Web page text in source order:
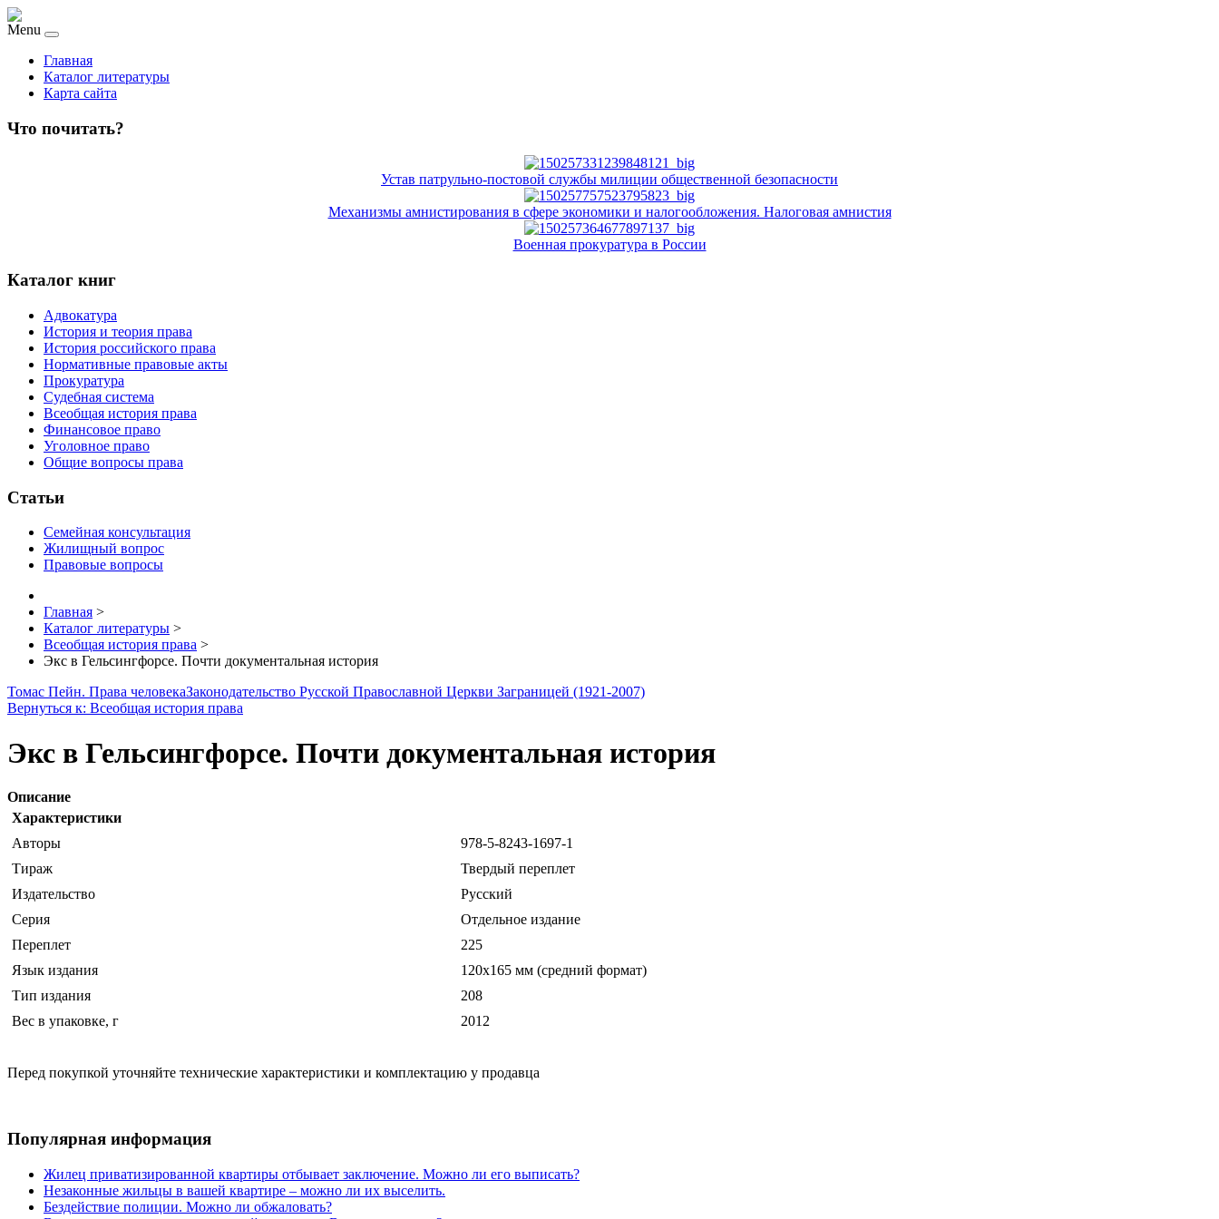
Menu
Главная
Каталог литературы
Карта сайта
Что почитать?
Устав патрульно-постовой службы милиции общественной безопасности
Механизмы амнистирования в сфере экономики и налогообложения. Налоговая амнистия
Военная прокуратура в России
Каталог книг
Адвокатура
История и теория права
История российского права
Нормативные правовые акты
Прокуратура
Судебная система
Всеобщая история права
Финансовое право
Уголовное право
Общие вопросы права
Статьи
Семейная консультация
Жилищный вопрос
Правовые вопросы
Главная >
Каталог литературы >
Всеобщая история права >
Экс в Гельсингфорсе. Почти документальная история
Томас Пейн. Права человекаЗаконодательство Русской Православной Церкви Заграницей (1921-2007)
Вернуться к: Всеобщая история права
Экс в Гельсингфорсе. Почти документальная история
Описание
Характеристики
Авторы
978-5-8243-1697-1
Тираж
Твердый переплет
Издательство
Русский
Серия
Отдельное издание
Переплет
225
Язык издания
120х165 мм (средний формат)
Тип издания
208
Вес в упаковке, г
2012
Перед покупкой уточняйте технические характеристики и комплектацию у продавца
Популярная информация
Жилец приватизированной квартиры отбывает заключение. Можно ли его выписать?
Незаконные жильцы в вашей квартире – можно ли их выселить.
Бездействие полиции. Можно ли обжаловать?